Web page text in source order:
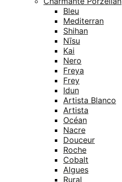
Bleu
Mediterran
Shihan
Nīsu
Kai
Nero
Freya
Frey
Idun
Artista Blanco
Artista
Océan
Nacre
Douceur
Roche
Cobalt
Algues
Rural